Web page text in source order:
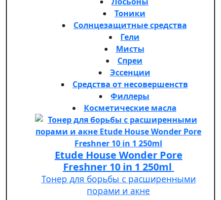
Тоники
Солнцезащитные средства
Гели
Мисты
Спреи
Эссенции
Средства от несовершенств
Филлеры
Косметические масла
Etude House Wonder Pore
Freshner 10 in 1 250ml
Тонер для борьбы с расширенными
порами и акне